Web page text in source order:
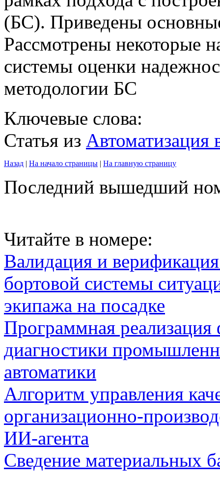
(БС). Приведены
Рассмотрены некоторые
системы оценки
методологии БС
Ключевые слова:
Статья из
Назад | На начало страницы | На главную страницу
Последний вышедший
Читайте в номере:
Валидация и
бортовой системы
экипажа на посадке
Программная
диагностики
автоматики
Алгоритм управления
организационно-
ИИ-агента
Сведение материальных